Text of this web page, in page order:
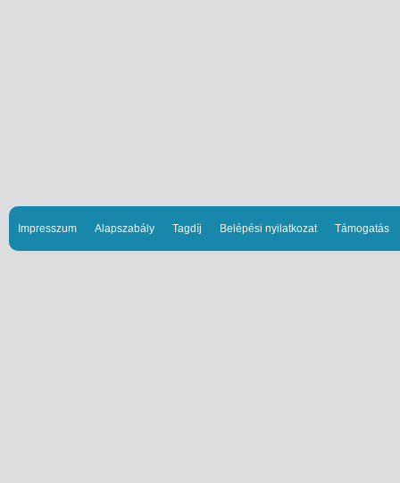
Impresszum Alapszabály Tagdíj Belépési nyilatkozat Támogatás